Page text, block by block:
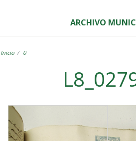
ARCHIVO
Inicio 0